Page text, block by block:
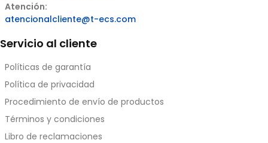
Atención:
atencionalcliente@t-ecs.com
Servicio al cliente
Políticas de garantía
Política de privacidad
Procedimiento de envío de productos
Términos y condiciones
Libro de reclamaciones